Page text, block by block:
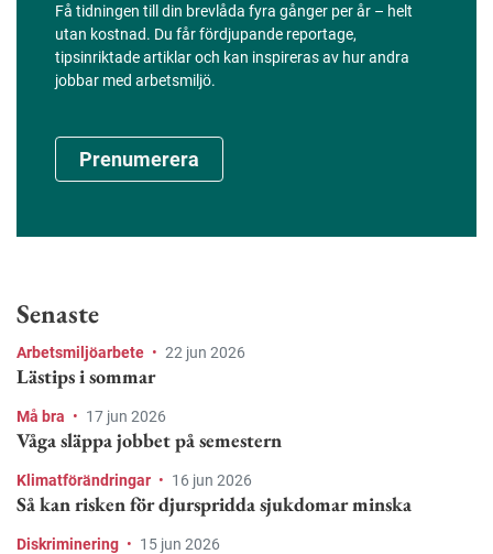
Få tidningen till din brevlåda fyra gånger per år – helt
utan kostnad. Du får fördjupande reportage,
tipsinriktade artiklar och kan inspireras av hur andra
jobbar med arbetsmiljö.
Prenumerera
Senaste
Arbetsmiljöarbete • 22 jun 2026
Lästips i sommar
Må bra • 17 jun 2026
Våga släppa jobbet på semestern
Klimatförändringar • 16 jun 2026
Så kan risken för djurspridda sjukdomar minska
Diskriminering • 15 jun 2026